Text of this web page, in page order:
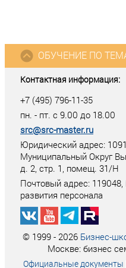
Контактная информация:
+7 (495) 796-11-35
пн. - пт. с 9.00 до 18.00
src@src-master.ru
Юридический адрес:
Муниципальный Округ
д. 2, стр. 1, помещ. 31/Н
Почтовый адрес: 119048,
развития персонала
ОБУЧЕНИЕ ПО
© 1999 - 2026 Бизнес-
Москве: бизнес
Официальные документы